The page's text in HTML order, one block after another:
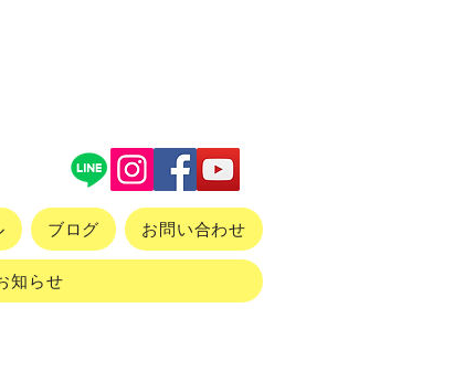
ブログ お問い合わせ
知らせ